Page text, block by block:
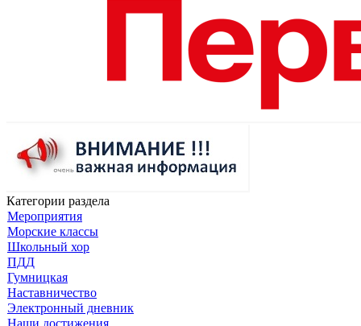
Категории раздела
Мероприятия
Морские классы
Школьный хор
ПДД
Гумницкая
Наставничество
Электронный дневник
Наши достижения